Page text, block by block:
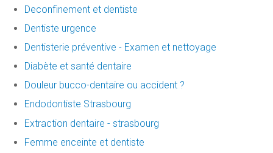
Deconfinement et dentiste
Dentiste urgence
Dentisterie préventive - Examen et nettoyage
Diabète et santé dentaire
Douleur bucco-dentaire ou accident ?
Endodontiste Strasbourg
Extraction dentaire - strasbourg
Femme enceinte et dentiste